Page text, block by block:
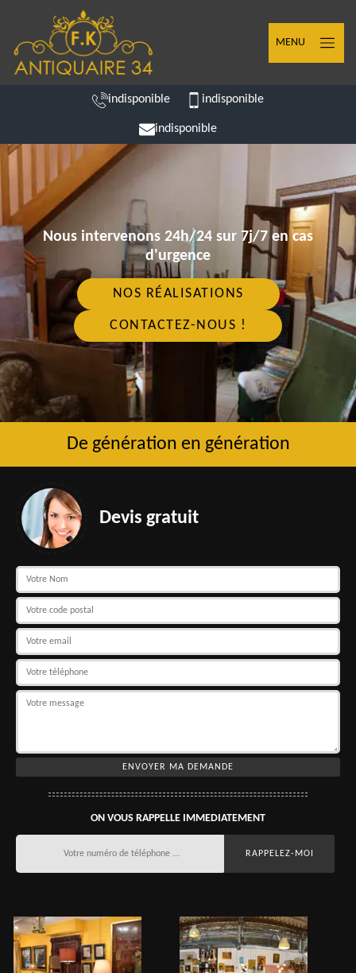
MENU
indisponible indisponible
indisponible
Nous intervenons 24h/24 sur 7j/7 en cas
d'urgence
NOS RÉALISATIONS
CONTACTEZ-NOUS !
De génération en génération
Devis gratuit
ON VOUS RAPPELLE IMMEDIATEMENT